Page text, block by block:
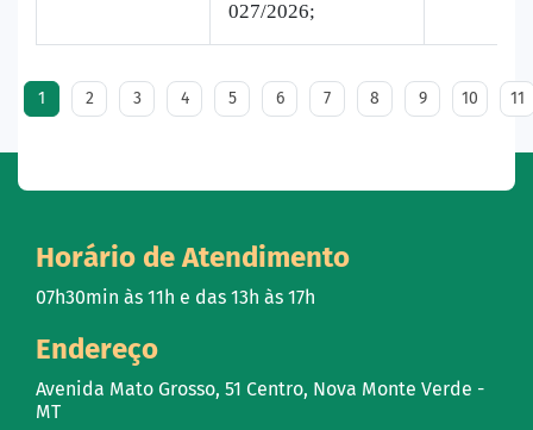
027/2026;
1 2 3 4 5 6 7 8 9 10 11
Horário de Atendimento
07h30min às 11h e das 13h às 17h
Endereço
Avenida Mato Grosso, 51 Centro, Nova Monte Verde -
MT